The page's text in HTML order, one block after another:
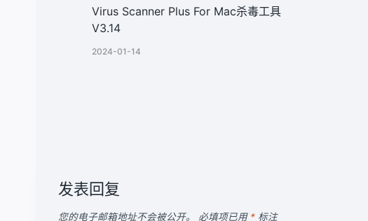
Virus Scanner Plus For Mac杀毒工具
V3.14
2024-01-14
发表回复
您的电子邮箱地址不会被公开。 必填项已用 * 标注